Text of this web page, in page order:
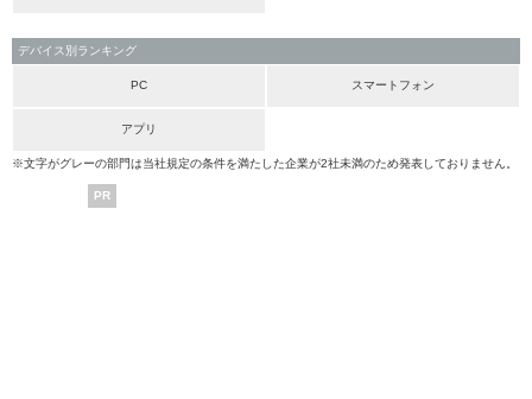
デバイス別ランキング
PC スマートフォン
アプリ
※文字がグレーの部門は当社規定の条件を満たした企業が2社未満のため発表しておりません。
PR